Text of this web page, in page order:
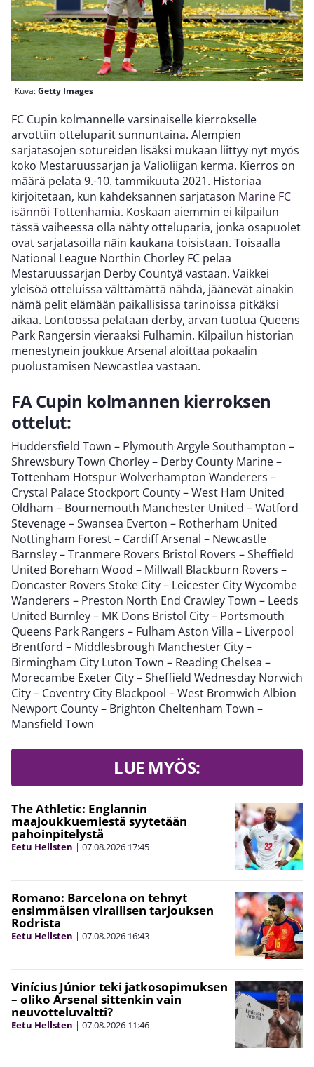
Kuva:Getty Images
FC Cupin kolmannelle varsinaiselle kierrokselle
arvottiin otteluparit sunnuntaina. Alempien
sarjatasojen sotureiden lisäksi mukaan liittyy nyt myös
koko Mestaruussarjan ja Valioliigan kerma. Kierros on
määrä pelata 9.-10. tammikuuta 2021. Historiaa
kirjoitetaan, kun kahdeksannen sarjatason Marine FC
isännöi Tottenhamia. Koskaan aiemmin ei kilpailun
tässä vaiheessa olla nähty otteluparia, jonka osapuolet
ovat sarjatasoilla näin kaukana toisistaan. Toisaalla
National League Northin Chorley FC pelaa
Mestaruussarjan Derby Countyä vastaan. Vaikkei
yleisöä otteluissa välttämättä nähdä, jäänevät ainakin
nämä pelit elämään paikallisissa tarinoissa pitkäksi
aikaa. Lontoossa pelataan derby, arvan tuotua Queens
Park Rangersin vieraaksi Fulhamin. Kilpailun historian
menestynein joukkue Arsenal aloittaa pokaalin
puolustamisen Newcastlea vastaan.
FA Cupin kolmannen kierroksen
ottelut:
Huddersfield Town – Plymouth Argyle Southampton –
Shrewsbury Town Chorley – Derby County Marine –
Tottenham Hotspur Wolverhampton Wanderers –
Crystal Palace Stockport County – West Ham United
Oldham – Bournemouth Manchester United – Watford
Stevenage – Swansea Everton – Rotherham United
Nottingham Forest – Cardiff Arsenal – Newcastle
Barnsley – Tranmere Rovers Bristol Rovers – Sheffield
United Boreham Wood – Millwall Blackburn Rovers –
Doncaster Rovers Stoke City – Leicester City Wycombe
Wanderers – Preston North End Crawley Town – Leeds
United Burnley – MK Dons Bristol City – Portsmouth
Queens Park Rangers – Fulham Aston Villa – Liverpool
Brentford – Middlesbrough Manchester City –
Birmingham City Luton Town – Reading Chelsea –
Morecambe Exeter City – Sheffield Wednesday Norwich
City – Coventry City Blackpool – West Bromwich Albion
Newport County – Brighton Cheltenham Town –
Mansfield Town
LUE MYÖS:
The Athletic: Englannin
maajoukkuemiestä syytetään
pahoinpitelystä
Eetu Hellsten | 07.08.2026 17:45
Romano: Barcelona on tehnyt
ensimmäisen virallisen tarjouksen
Rodrista
Eetu Hellsten | 07.08.2026 16:43
Vinícius Júnior teki jatkosopimuksen
– oliko Arsenal sittenkin vain
neuvotteluvaltti?
Eetu Hellsten | 07.08.2026 11:46